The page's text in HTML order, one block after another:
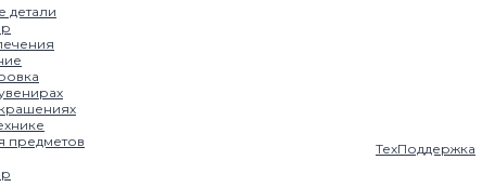
детали
предметов
ТехПоддержка